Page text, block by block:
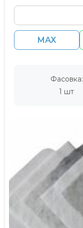
MAX
Фасовка:
1 шт